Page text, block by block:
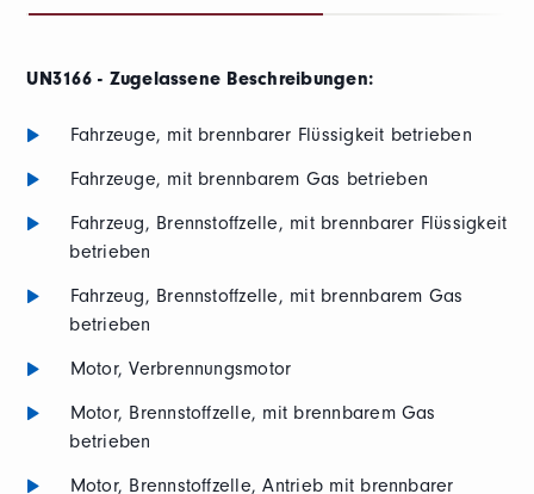
UN3166 - Zugelassene Beschreibungen:
Fahrzeuge, mit brennbarer Flüssigkeit betrieben
Fahrzeuge, mit brennbarem Gas betrieben
Fahrzeug, Brennstoffzelle, mit brennbarer Flüssigkeit
betrieben
Fahrzeug, Brennstoffzelle, mit brennbarem Gas
betrieben
Motor, Verbrennungsmotor
Motor, Brennstoffzelle, mit brennbarem Gas
betrieben
Motor, Brennstoffzelle, Antrieb mit brennbarer